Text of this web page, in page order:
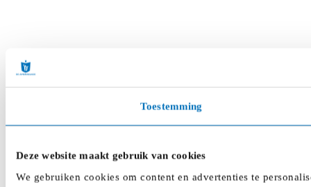
Toestemming
Deze website maakt gebruik van cookies
We gebruiken cookies om content en advertenties te